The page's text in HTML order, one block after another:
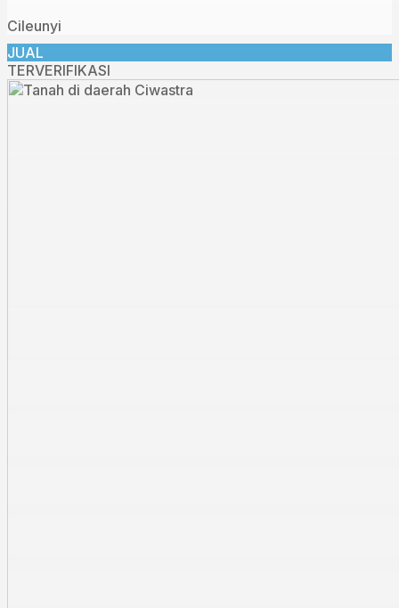
Cileunyi
JUAL
TERVERIFIKASI